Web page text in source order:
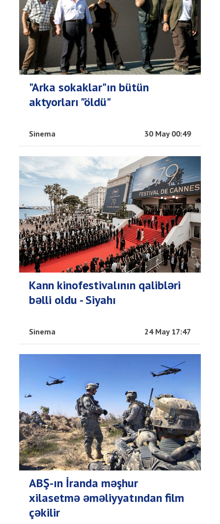
"Arka sokaklar"ın bütün
aktyorları "öldü"
Sinema 30 May 00:49
Kann kinofestivalının qalibləri
bəlli oldu - Siyahı
Sinema 24 May 17:47
ABŞ-ın İranda məşhur
xilasetmə əməliyyatından film
çəkilir